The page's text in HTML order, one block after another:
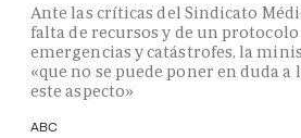
Ante las críticas del Sindicato
falta de recursos y de un
emergencias y catástrofes, la
«que no se puede poner en duda
este aspecto»
ABC